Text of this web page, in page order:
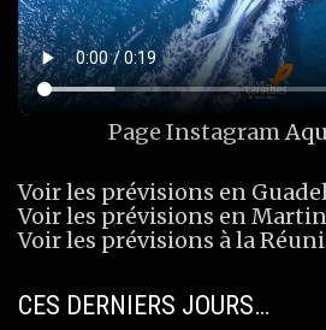
Page Instagram
Voir les prévisions en
Voir les prévisions en
Voir les prévisions à la
CES DERNIERS JOURS…